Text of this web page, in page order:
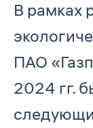
В рамках
ПАО
2024 гг.